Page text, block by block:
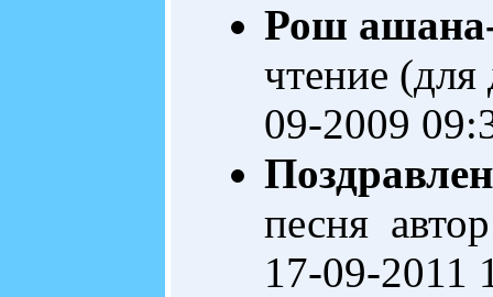
Рош ашана-
чтение
09-2009
песня
17-09-2011